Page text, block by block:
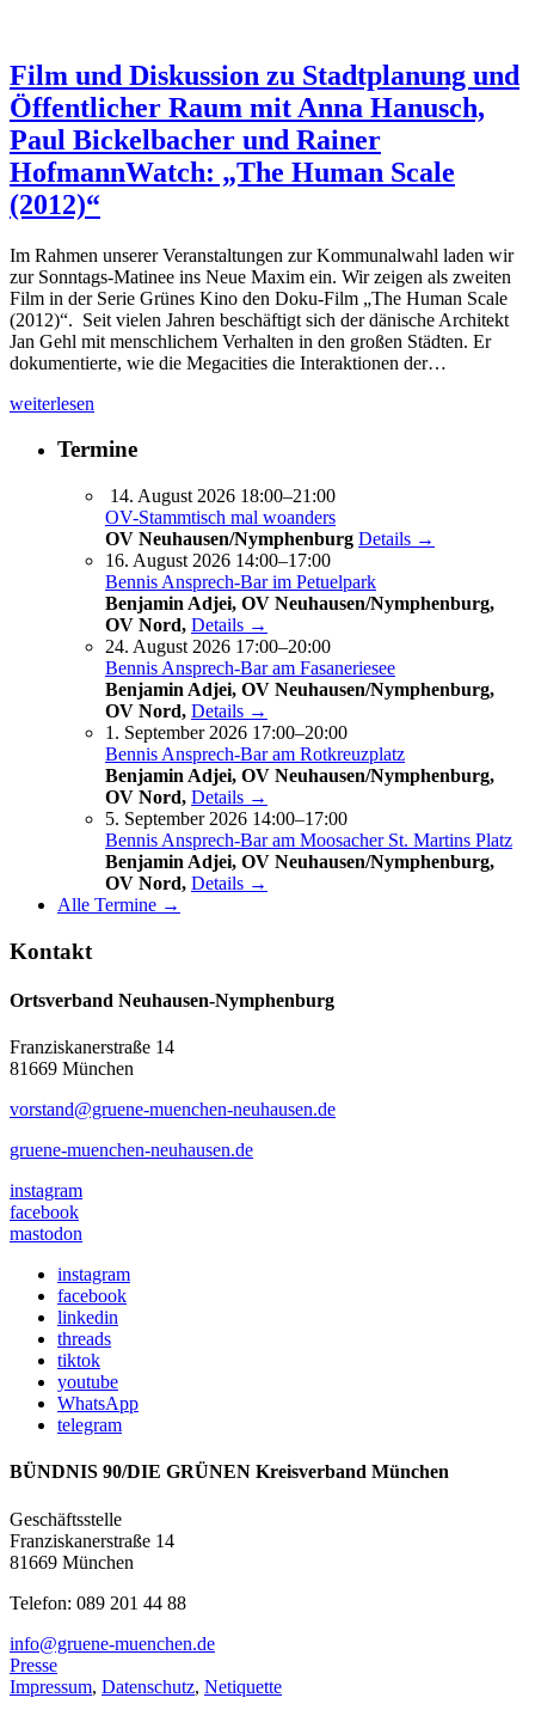
Film und Diskussion zu Stadtplanung und
Öffentlicher Raum mit Anna Hanusch,
Paul Bickelbacher und Rainer
HofmannWatch: „The Human Scale
(2012)“
Im Rahmen unserer Veranstaltungen zur Kommunalwahl laden wir
zur Sonntags-Matinee ins Neue Maxim ein. Wir zeigen als zweiten
Film in der Serie Grünes Kino den Doku-Film „The Human Scale
(2012)“. Seit vielen Jahren beschäftigt sich der dänische Architekt
Jan Gehl mit menschlichem Verhalten in den großen Städten. Er
dokumentierte, wie die Megacities die Interaktionen der…
weiterlesen
Termine
14. August 2026 18:00–21:00
OV-Stammtisch mal woanders
OV Neuhausen/Nymphenburg Details →
16. August 2026 14:00–17:00
Bennis Ansprech-Bar im Petuelpark
Benjamin Adjei, OV Neuhausen/Nymphenburg,
OV Nord, Details →
24. August 2026 17:00–20:00
Bennis Ansprech-Bar am Fasaneriesee
Benjamin Adjei, OV Neuhausen/Nymphenburg,
OV Nord, Details →
1. September 2026 17:00–20:00
Bennis Ansprech-Bar am Rotkreuzplatz
Benjamin Adjei, OV Neuhausen/Nymphenburg,
OV Nord, Details →
5. September 2026 14:00–17:00
Bennis Ansprech-Bar am Moosacher St. Martins Platz
Benjamin Adjei, OV Neuhausen/Nymphenburg,
OV Nord, Details →
Alle Termine →
Kontakt
Ortsverband Neuhausen-Nymphenburg
Franziskanerstraße 14
81669 München
vorstand@gruene-muenchen-neuhausen.de
gruene-muenchen-neuhausen.de
instagram
facebook
mastodon
instagram
facebook
linkedin
threads
tiktok
youtube
WhatsApp
telegram
BÜNDNIS 90/DIE GRÜNEN Kreisverband München
Geschäftsstelle
Franziskanerstraße 14
81669 München
Telefon: 089 201 44 88
info@gruene-muenchen.de
Presse
Impressum, Datenschutz, Netiquette